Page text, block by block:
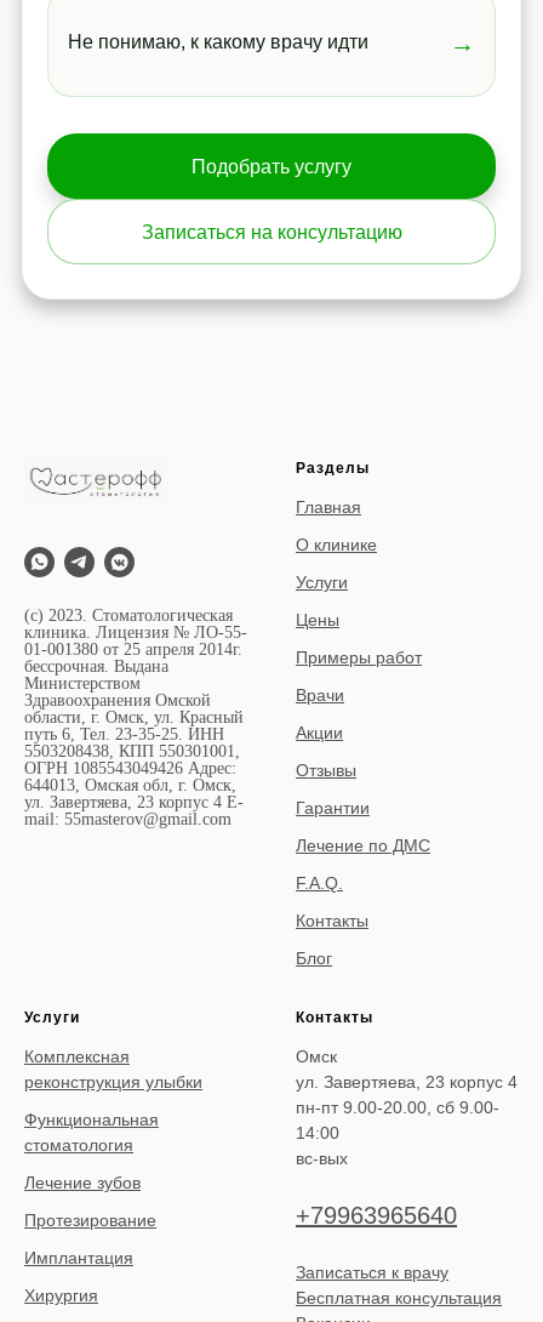
Не понимаю, к какому врачу идти →
Подобрать услугу
Записаться на консультацию
(с) 2023. Стоматологическая
клиника. Лицензия № ЛО-55-
01-001380 от 25 апреля 2014г.
бессрочная. Выдана
Министерством
Здравоохранения Омской
области, г. Омск, ул. Красный
путь 6, Тел. 23-35-25. ИНН
5503208438, КПП 550301001,
ОГРН 1085543049426 Адрес:
644013, Омская обл, г. Омск,
ул. Завертяева, 23 корпус 4 E-
mail: 55masterov@gmail.com
Разделы
Главная
О клинике
Услуги
Цены
Примеры работ
Врачи
Акции
Отзывы
Гарантии
Лечение по ДМС
F.A.Q.
Контакты
Блог
Услуги
Комплексная
реконструкция улыбки
Функциональная
стоматология
Лечение зубов
Протезирование
Имплантация
Хирургия
Контакты
Омск
ул. Завертяева, 23 корпус 4
пн-пт 9.00-20.00, сб 9.00-
14:00
вс-вых
+79963965640
Записаться к врачу
Бесплатная консультация